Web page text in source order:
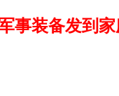
事装备发到